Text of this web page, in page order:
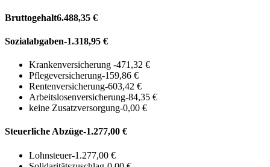
Bruttogehalt6.488,35 €
Sozialabgaben-1.318,95 €
Krankenversicherung -471,32 €
Pflegeversicherung-159,86 €
Rentenversicherung-603,42 €
Arbeitslosenversicherung-84,35 €
keine Zusatzversorgung-0,00 €
Steuerliche Abzüge-1.277,00 €
Lohnsteuer-1.277,00 €